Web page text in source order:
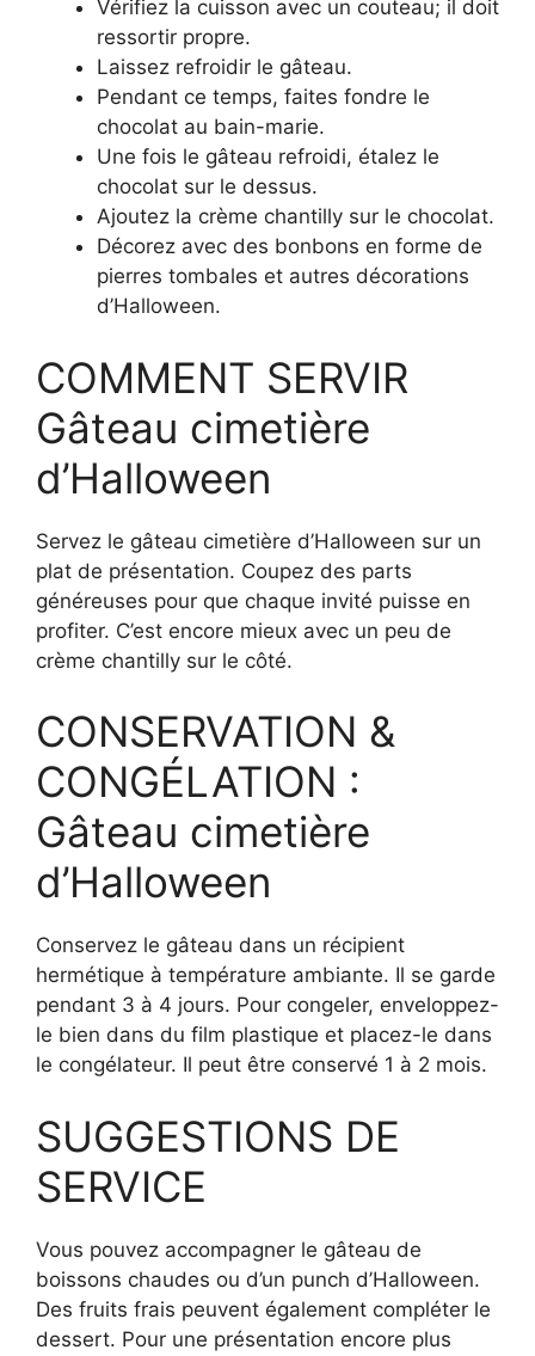
Vérifiez la cuisson avec un couteau; il doit
ressortir propre.
Laissez refroidir le gâteau.
Pendant ce temps, faites fondre le
chocolat au bain-marie.
Une fois le gâteau refroidi, étalez le
chocolat sur le dessus.
Ajoutez la crème chantilly sur le chocolat.
Décorez avec des bonbons en forme de
pierres tombales et autres décorations
d’Halloween.
COMMENT SERVIR
Gâteau cimetière
d’Halloween
Servez le gâteau cimetière d’Halloween sur un
plat de présentation. Coupez des parts
généreuses pour que chaque invité puisse en
profiter. C’est encore mieux avec un peu de
crème chantilly sur le côté.
CONSERVATION &
CONGÉLATION :
Gâteau cimetière
d’Halloween
Conservez le gâteau dans un récipient
hermétique à température ambiante. Il se garde
pendant 3 à 4 jours. Pour congeler, enveloppez-
le bien dans du film plastique et placez-le dans
le congélateur. Il peut être conservé 1 à 2 mois.
SUGGESTIONS DE
SERVICE
Vous pouvez accompagner le gâteau de
boissons chaudes ou d’un punch d’Halloween.
Des fruits frais peuvent également compléter le
dessert. Pour une présentation encore plus